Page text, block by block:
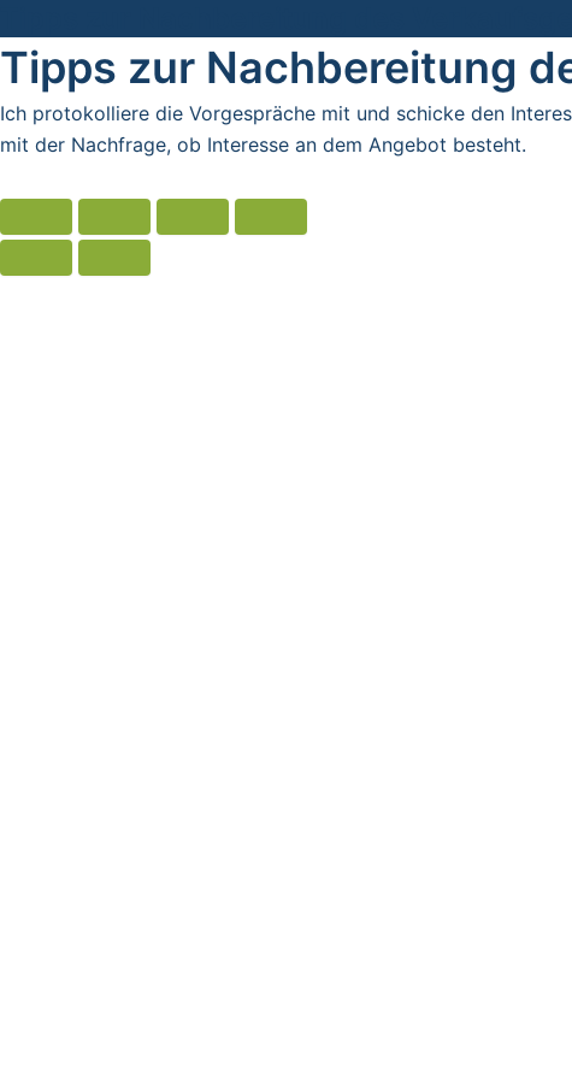
Tipps zur Nachbereitung
Ich protokolliere die Vorgespräche mit und schicke den
mit der Nachfrage, ob Interesse an dem Angebot besteht.